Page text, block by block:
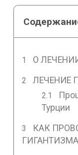
О
ЛЕЧЕНИЕ
Турции
КАК